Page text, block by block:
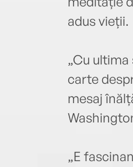
adus vieții.
„Cu
carte
mesaj
„E